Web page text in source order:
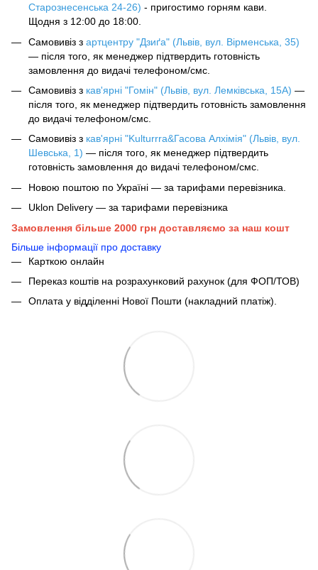
Старознесенська 24-26) - пригостимо горням кави.
Щодня з 12:00 до 18:00.
Самовивіз з артцентру "Дзиґа" (Львів, вул. Вірменська, 35)
— після того, як менеджер підтвердить готовність
замовлення до видачі телефоном/смс.
Самовивіз з кав'ярні "Гомін" (Львів, вул. Лемківська, 15А) —
після того, як менеджер підтвердить готовність замовлення
до видачі телефоном/смс.
Самовивіз з кав'ярні "Kulturrra&Гасова Алхімія" (Львів, вул.
Шевська, 1) — після того, як менеджер підтвердить
готовність замовлення до видачі телефоном/смс.
Новою поштою по Україні — за тарифами перевізника.
Uklon Delivery — за тарифами перевізника
Замовлення більше 2000 грн доставляємо за наш кошт
Більше інформації про доставку
Карткою онлайн
Переказ коштів на розрахунковий рахунок (для ФОП/ТОВ)
Оплата у відділенні Нової Пошти (накладний платіж).